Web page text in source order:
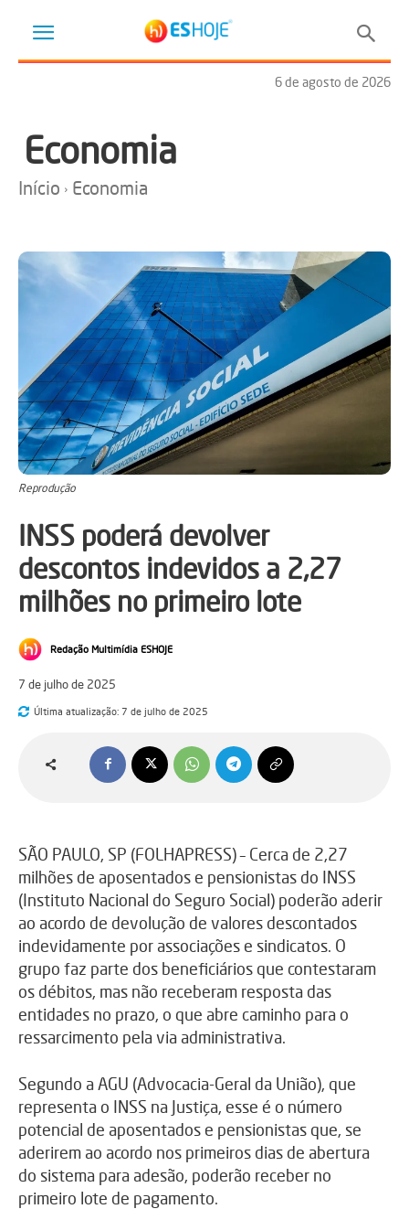
6 de agosto de 2026
Economia
Início Economia
Reprodução
INSS poderá devolver
descontos indevidos a 2,27
milhões no primeiro lote
Redação Multimídia ESHOJE
7 de julho de 2025
Última atualização: 7 de julho de 2025
SÃO PAULO, SP (FOLHAPRESS) – Cerca de 2,27
milhões de aposentados e pensionistas do INSS
(Instituto Nacional do Seguro Social) poderão aderir
ao acordo de devolução de valores descontados
indevidamente por associações e sindicatos. O
grupo faz parte dos beneficiários que contestaram
os débitos, mas não receberam resposta das
entidades no prazo, o que abre caminho para o
ressarcimento pela via administrativa.
Segundo a AGU (Advocacia-Geral da União), que
representa o INSS na Justiça, esse é o número
potencial de aposentados e pensionistas que, se
aderirem ao acordo nos primeiros dias de abertura
do sistema para adesão, poderão receber no
primeiro lote de pagamento.